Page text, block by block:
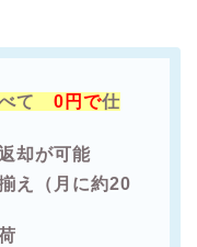
べて 0円で仕
却が可能
え（月に約20